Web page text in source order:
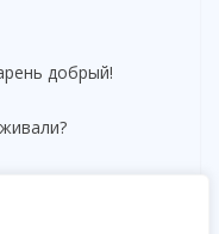
добрый!
опуская глаза.